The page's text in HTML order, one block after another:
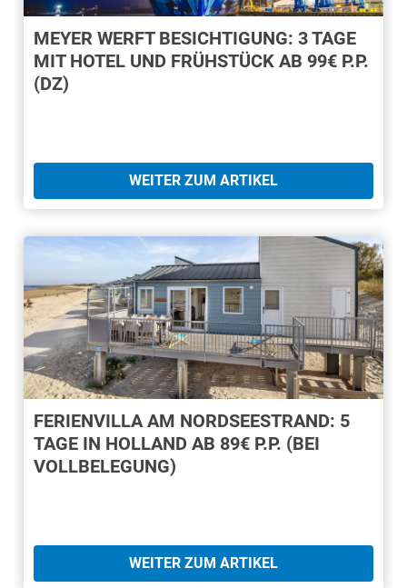
MEYER WERFT BESICHTIGUNG: 3 TAGE
MIT HOTEL UND FRÜHSTÜCK AB 99€ P.P.
(DZ)
WEITER ZUM ARTIKEL
FERIENVILLA AM NORDSEESTRAND: 5
TAGE IN HOLLAND AB 89€ P.P. (BEI
VOLLBELEGUNG)
WEITER ZUM ARTIKEL